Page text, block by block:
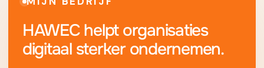
HAWEC helpt organisaties
digitaal sterker ondernemen.